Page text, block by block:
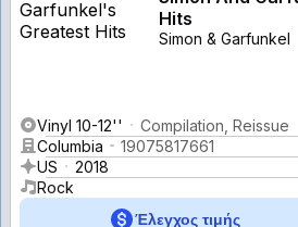
Hits
Simon & Garfunkel
Vinyl 10-12''
Compilation, Reissue
Columbia
19075817661
US
2018
Rock
Έλεγχος τιμής